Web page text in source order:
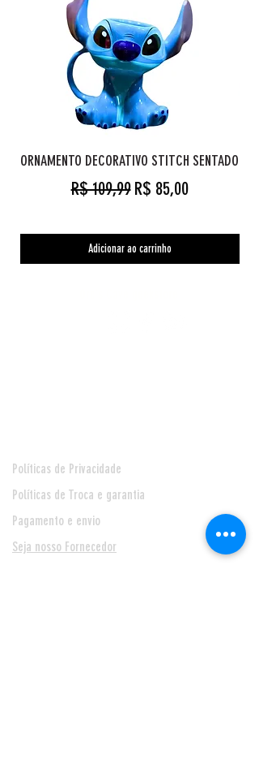
ORNAMENTO DECORATIVO STITCH SENTADO
Preço normal
R$ 109,99 Preço promocional
R$ 85,00
Adicionar ao carrinho
Políticas de Privacidade
Políticas de Troca e garantia
Pagamento e envio
Seja nosso Fornecedor